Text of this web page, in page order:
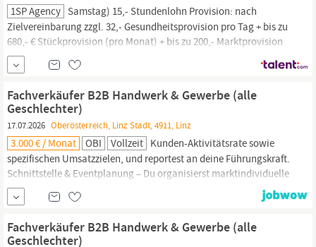
1SP Agency Samstag) 15,- Stundenlohn Provision: nach
Zielvereinbarung zzgl. 32,- Gesundheitsprovision pro Tag + bis zu
680,- € Stückprovision (pro Monat) + bis zu 200,- Marktprovision
(pro Monat) Jetzt suchen wir dein Talent aus den Bereichen:
Verkäufer (m/w/d),
(m/w/d), Unterhaltungselektronik
...
Fachverkäufer B2B Handwerk & Gewerbe (alle
Geschlechter)
17.07.2026 Oberösterreich, Linz Stadt, 4911, Linz
3.000 € / Monat OBI Vollzeit Kunden-Aktivitätsrate sowie
spezifischen Umsatzzielen, und reportest an deine Führungskraft.
Schnittstelle & Eventplanung – Du organisierst marktindividuelle
Kundenevents wie das Handwerkerfrühstück oder Netzwerk-
Stammtische. Zudem arbeitest du eng mit den Kolleg:innen aller
sicherzustellen und alsPromoterim Markt zu agieren.
Fachverkäufer B2B Handwerk & Gewerbe (alle
Geschlechter)